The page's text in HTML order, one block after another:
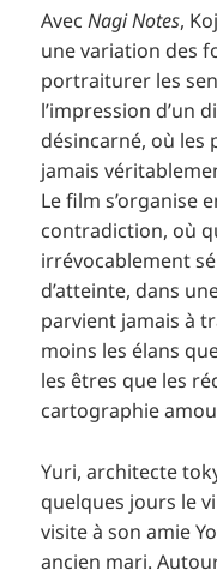
AvecNagi Notes,
une variation des
portraiturer les
l’impression d’un
désincarné, où les
jamais
Le film s’organise
contradiction, où
irrévocablement
d’atteinte, dans
parvient jamais à
moins les élans
les êtres que les
cartographie
Yuri, architecte
quelques jours le
visite à son amie
ancien mari.